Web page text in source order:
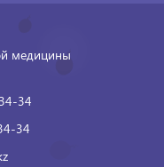
медицины
34
34